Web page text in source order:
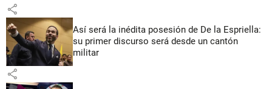
share
Así será la inédita posesión de De la Espriella:
su primer discurso será desde un cantón
militar
share